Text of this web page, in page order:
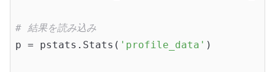
# 結果を読み込み
p = pstats.Stats( 'profile_data' )